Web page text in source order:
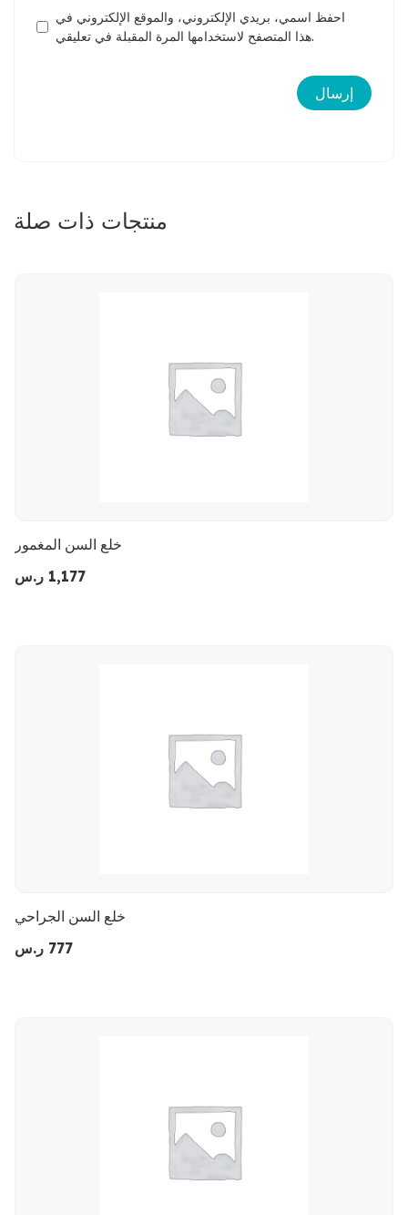
احفظ اسمي، بريدي الإلكتروني، والموقع الإلكتروني في
هذا المتصفح لاستخدامها المرة المقبلة في تعليقي.
منتجات ذات صلة
خلع السن المغمور
1,177 ر.س
خلع السن الجراحي
777 ر.س